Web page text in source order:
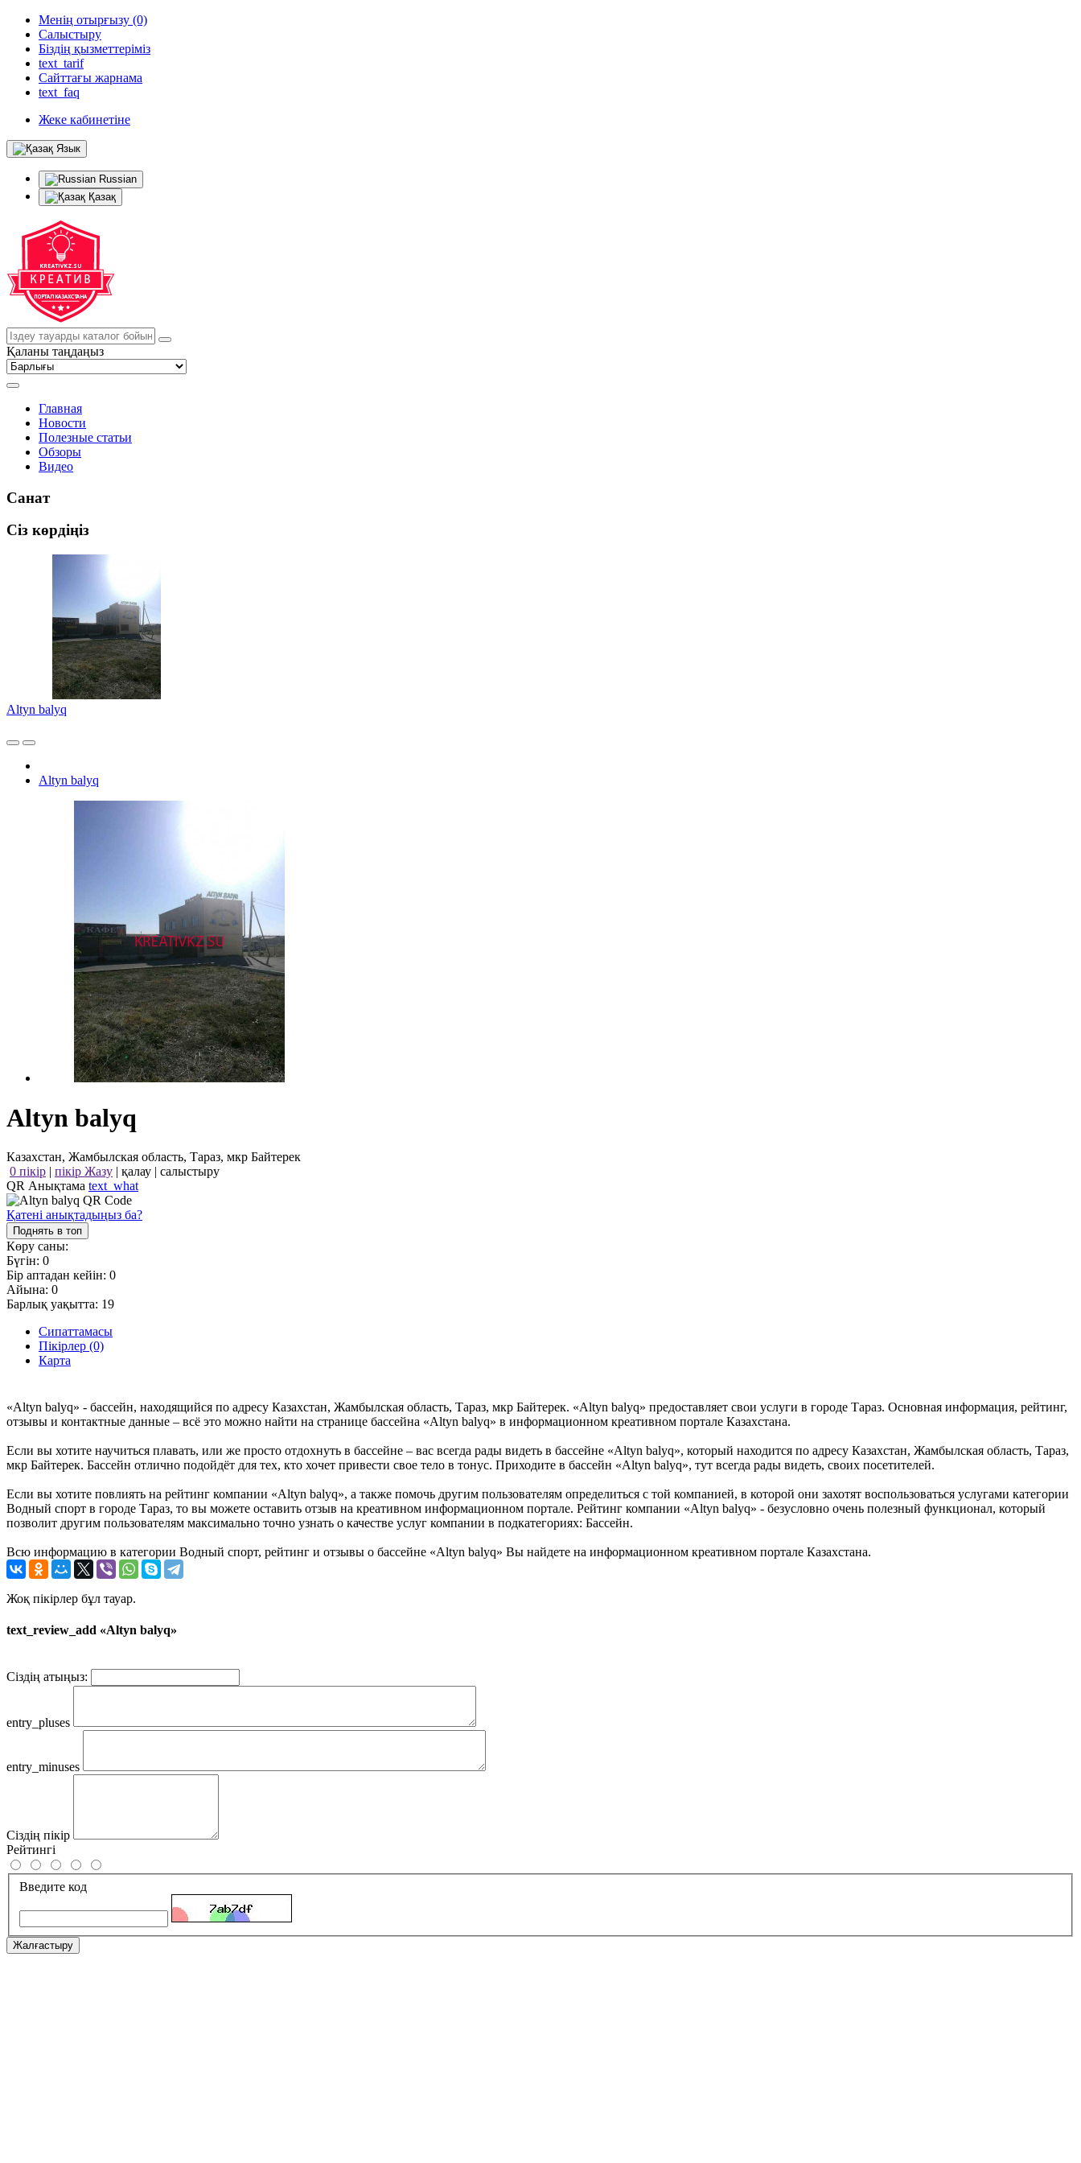
Менің отырғызу (0)
Салыстыру
Біздің қызметтеріміз
text_tarif
Сайттағы жарнама
text_faq
Жеке кабинетіне
Язык
Russian
Қазақ
Қаланы таңдаңыз
Главная
Новости
Полезные статьи
Обзоры
Видео
Санат
Сіз көрдіңіз
Altyn balyq
Altyn balyq
Altyn balyq
Казахстан, Жамбылская область, Тараз, мкр Байтерек
0 пікір | пікір Жазу | қалау | салыстыру
QR Анықтама text_what
Қатені анықтадыңыз ба?
Поднять в топ
Көру саны:
Бүгін: 0
Бір аптадан кейін: 0
Айына: 0
Барлық уақытта: 19
Сипаттамасы
Пікірлер (0)
Карта
«Altyn balyq» - бассейн, находящийся по адресу Казахстан, Жамбылская область, Тараз, мкр Байтерек. «Altyn balyq» предоставляет свои услуги в городе Тараз. Основная информация, рейтинг,
отзывы и контактные данные – всё это можно найти на странице бассейна «Altyn balyq» в информационном креативном портале Казахстана.
Если вы хотите научиться плавать, или же просто отдохнуть в бассейне – вас всегда рады видеть в бассейне «Altyn balyq», который находится по адресу Казахстан, Жамбылская область, Тараз,
мкр Байтерек. Бассейн отлично подойдёт для тех, кто хочет привести свое тело в тонус. Приходите в бассейн «Altyn balyq», тут всегда рады видеть, своих посетителей.
Если вы хотите повлиять на рейтинг компании «Altyn balyq», а также помочь другим пользователям определиться с той компанией, в которой они захотят воспользоваться услугами категории
Водный спорт в городе Тараз, то вы можете оставить отзыв на креативном информационном портале. Рейтинг компании «Altyn balyq» - безусловно очень полезный функционал, который
позволит другим пользователям максимально точно узнать о качестве услуг компании в подкатегориях: Бассейн.
Всю информацию в категории Водный спорт, рейтинг и отзывы о бассейне «Altyn balyq» Вы найдете на информационном креативном портале Казахстана.
Жоқ пікірлер бұл тауар.
text_review_add «Altyn balyq»
Сіздің атыңыз:
entry_pluses
entry_minuses
Сіздің пікір
Рейтингі
Введите код
Жалғастыру